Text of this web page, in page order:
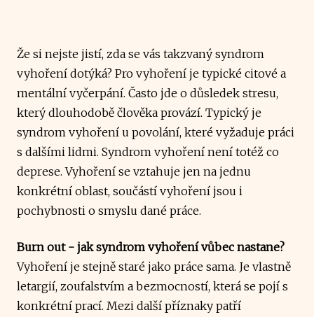
Že si nejste jistí, zda se vás takzvaný syndrom
vyhoření dotýká? Pro vyhoření je typické citové a
mentální vyčerpání. Často jde o důsledek stresu,
který dlouhodobě člověka provází. Typický je
syndrom vyhoření u povolání, které vyžaduje práci
s dalšími lidmi. Syndrom vyhoření není totéž co
deprese. Vyhoření se vztahuje jen na jednu
konkrétní oblast, součástí vyhoření jsou i
pochybnosti o smyslu dané práce.
Burn out - jak syndrom vyhoření vůbec nastane?
Vyhoření je stejně staré jako práce sama. Je vlastně
letargií, zoufalstvím a bezmocností, která se pojí s
konkrétní prací. Mezi další příznaky patří